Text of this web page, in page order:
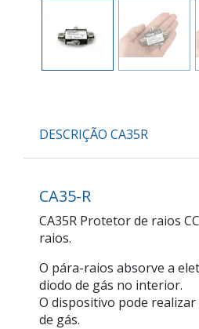
DESCRIÇÃO CA35R
CA35-R
CA35R Protetor de raios
raios.
O pára-raios absorve a
diodo de gás no interior.
O dispositivo pode
de gás.